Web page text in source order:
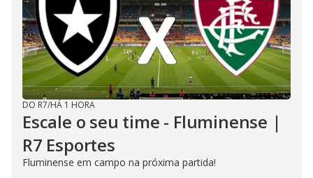
DO R7/HÁ 1 HORA
Escale o seu time - Fluminense |
R7 Esportes
Fluminense em campo na próxima partida!